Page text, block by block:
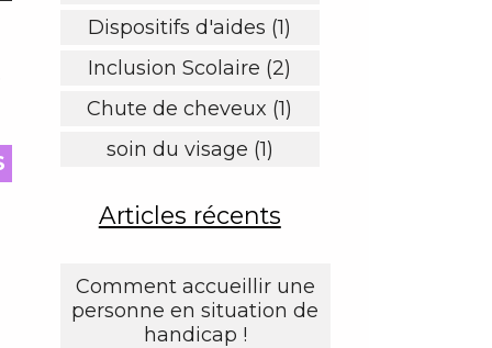
Dispositifs d'aides (1)
Inclusion Scolaire (2)
Chute de cheveux (1)
soin du visage (1)
Articles récents
Comment accueillir une
personne en situation de
handicap !